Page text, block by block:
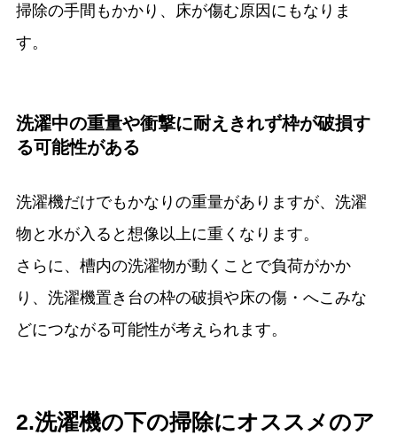
掃除の手間もかかり、床が傷む原因にもなりま
す。
洗濯中の重量や衝撃に耐えきれず枠が破損す
る可能性がある
洗濯機だけでもかなりの重量がありますが、洗濯
物と水が入ると想像以上に重くなります。
さらに、槽内の洗濯物が動くことで負荷がかか
り、洗濯機置き台の枠の破損や床の傷・へこみな
どにつながる可能性が考えられます。
2.洗濯機の下の掃除にオススメのア